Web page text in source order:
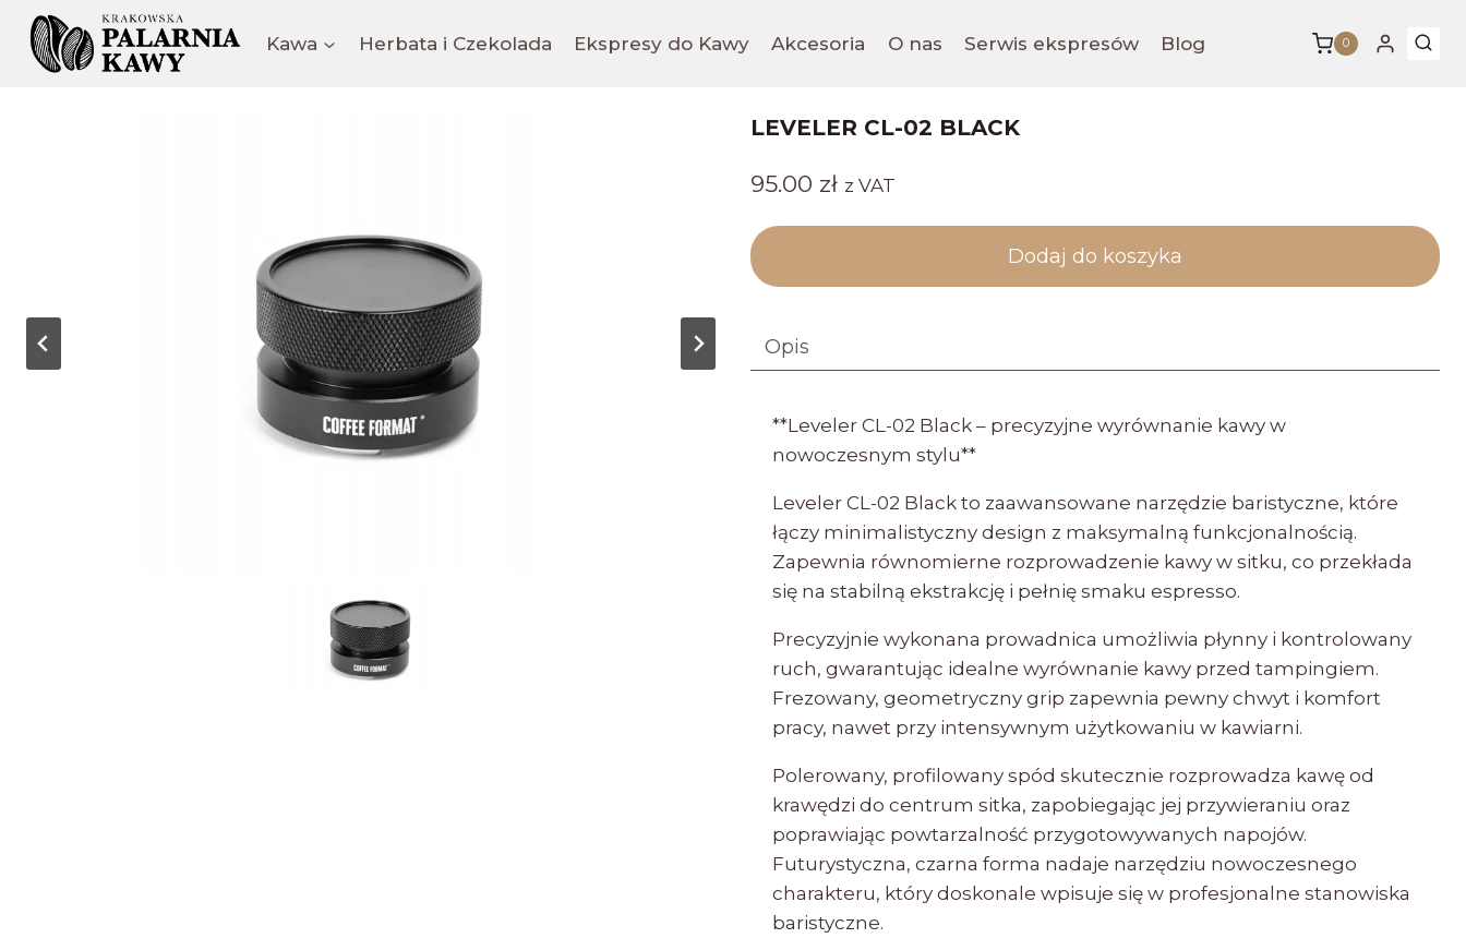
Kawa Herbata i Czekolada Ekspresy do Kawy Akcesoria O nas Serwis ekspresów Blog 0
LEVELER CL-02 BLACK
95.00 zł z VAT
Dodaj do koszyka
Opis
**Leveler CL-02 Black – precyzyjne wyrównanie kawy w
nowoczesnym stylu**
Leveler CL-02 Black to zaawansowane narzędzie baristyczne, które
łączy minimalistyczny design z maksymalną funkcjonalnością.
Zapewnia równomierne rozprowadzenie kawy w sitku, co przekłada
się na stabilną ekstrakcję i pełnię smaku espresso.
Precyzyjnie wykonana prowadnica umożliwia płynny i kontrolowany
ruch, gwarantując idealne wyrównanie kawy przed tampingiem.
Frezowany, geometryczny grip zapewnia pewny chwyt i komfort
pracy, nawet przy intensywnym użytkowaniu w kawiarni.
Polerowany, profilowany spód skutecznie rozprowadza kawę od
krawędzi do centrum sitka, zapobiegając jej przywieraniu oraz
poprawiając powtarzalność przygotowywanych napojów.
Futurystyczna, czarna forma nadaje narzędziu nowoczesnego
charakteru, który doskonale wpisuje się w profesjonalne stanowiska
baristyczne.